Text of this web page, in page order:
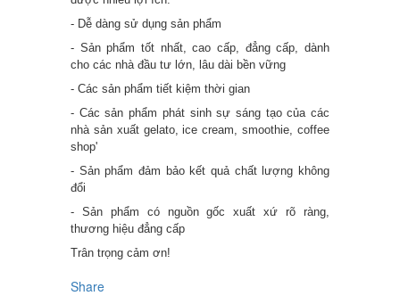
- Dễ dàng sử dụng sản phẩm
- Sản phẩm tốt nhất, cao cấp, đẳng cấp, dành
cho các nhà đầu tư lớn, lâu dài bền vững
- Các sản phẩm tiết kiệm thời gian
- Các sản phẩm phát sinh sự sáng tạo của các
nhà sản xuất gelato, ice cream, smoothie, coffee
shop'
- Sản phẩm đảm bảo kết quả chất lượng không
đổi
- Sản phẩm có nguồn gốc xuất xứ rõ ràng,
thương hiệu đẳng cấp
Trân trọng cảm ơn!
Share